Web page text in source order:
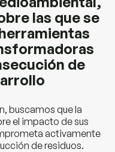
las que se
de
buscamos que la
el impacto de sus
activamente
de residuos.